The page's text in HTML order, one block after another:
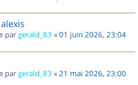
par gerald_83 « 01 juin 2026, 23:04
par gerald_83 « 21 mai 2026, 23:00